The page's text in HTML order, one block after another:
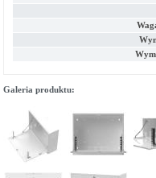
Galeria produktu: